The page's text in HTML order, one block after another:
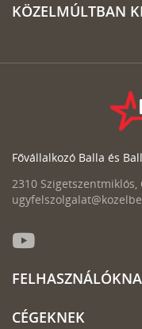
KÖZELMÚLTBAN
Fővállalkozó Balla és
2310 Szigetszentmiklós,
CÉGEKNEK